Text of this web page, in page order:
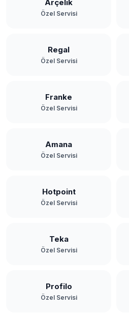
Arçelik
Özel Servisi
Regal
Özel Servisi
Franke
Özel Servisi
Amana
Özel Servisi
Hotpoint
Özel Servisi
Teka
Özel Servisi
Profilo
Özel Servisi